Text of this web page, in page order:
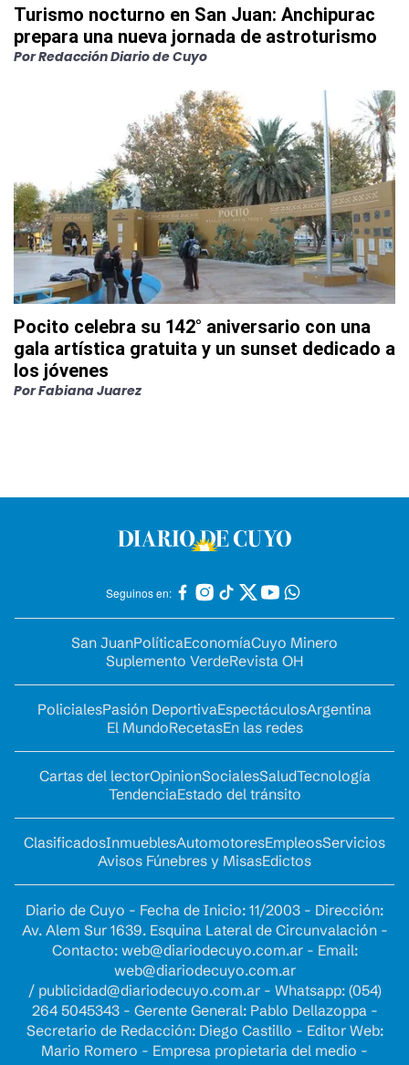
Turismo nocturno en San Juan: Anchipurac
prepara una nueva jornada de astroturismo
PorRedacción Diario de Cuyo
Pocito celebra su 142° aniversario con una
gala artística gratuita y un sunset dedicado a
los jóvenes
PorFabiana Juarez
Seguinos en:
San JuanPolíticaEconomíaCuyo Minero
Suplemento VerdeRevista OH
PolicialesPasión DeportivaEspectáculosArgentina
El MundoRecetasEn las redes
Cartas del lectorOpinionSocialesSaludTecnología
TendenciaEstado del tránsito
ClasificadosInmueblesAutomotoresEmpleosServicios
Avisos Fúnebres y MisasEdictos
Diario de Cuyo - Fecha de Inicio: 11/2003 - Dirección:
Av. Alem Sur 1639. Esquina Lateral de Circunvalación -
Contacto: web@diariodecuyo.com.ar- Email:
web@diariodecuyo.com.ar
/ publicidad@diariodecuyo.com.ar- Whatsapp: (054)
264 5045343 - Gerente General: Pablo Dellazoppa -
Secretario de Redacción: Diego Castillo - Editor Web:
Mario Romero - Empresa propietaria del medio -